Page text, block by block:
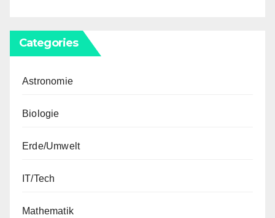
Categories
Astronomie
Biologie
Erde/Umwelt
IT/Tech
Mathematik